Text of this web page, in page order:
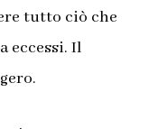
tutto ciò che
eccessi. Il